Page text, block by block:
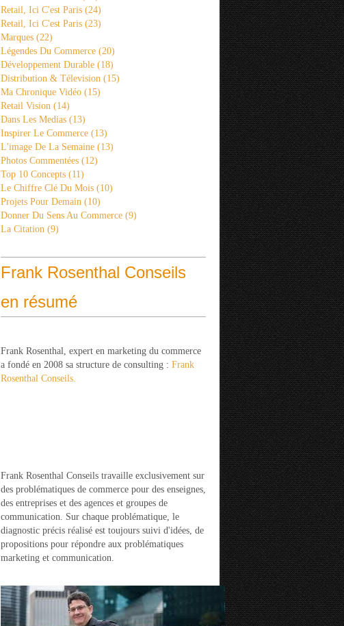
Retail, Ici C'est Paris (24)
Retail, Ici C'est Paris (23)
Marques (22)
Légendes Du Commerce (20)
Développement Durable (18)
Distribution & Télevision (15)
Ma Chronique Vidéo (15)
Retail Vision (14)
Dans Les Medias (13)
Inspirer Le Commerce (13)
L'image De La Semaine (13)
Photos Commentées (12)
Top 10 Concepts (11)
Le Chiffre Clé Du Mois (10)
Projets Pour Demain (10)
Donner Du Sens Au Commerce (9)
La Citation (9)
Frank Rosenthal Conseils
en résumé
Frank Rosenthal, expert en marketing du commerce
a fondé en 2008 sa structure de consulting : Frank
Rosenthal Conseils.
Frank Rosenthal Conseils travaille exclusivement sur
des problématiques de commerce pour des enseignes,
des entreprises et des agences et groupes de
communication. Sur chaque problématique, le
diagnostic précis réalisé est toujours suivi d'idées, de
propositions pour répondre aux problématiques
marketing et communication.